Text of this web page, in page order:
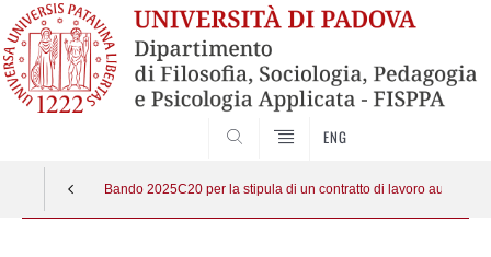
ENG
Bando 2025C20 per la stipula di un contratto di lavoro